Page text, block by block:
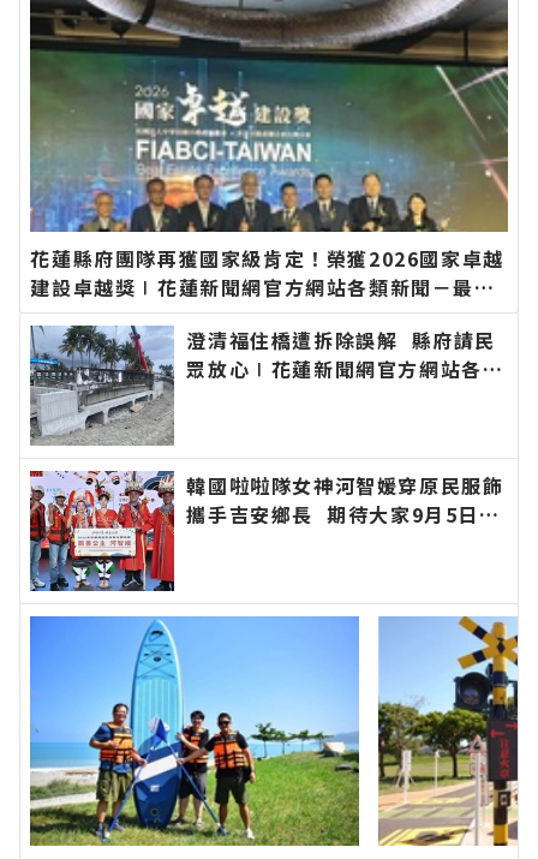
花蓮縣府團隊再獲國家級肯定！榮獲2026國家卓越
建設卓越獎∣花蓮新聞網官方網站各類新聞－最快
速的今日新聞報導 最新的在地資訊！
澄清福住橋遭拆除誤解 縣府請民
眾放心∣花蓮新聞網官方網站各類
韓國啦啦隊女神河智媛穿原民服飾
攜手吉安鄉長 期待大家9月5日參
站各類新聞－最快速的今日新聞報